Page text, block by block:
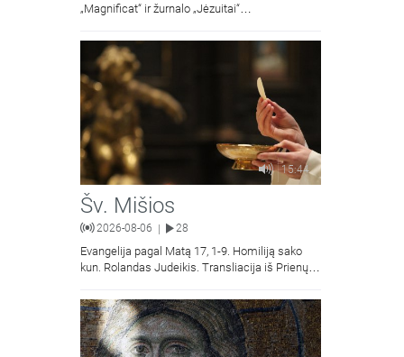
„Magnificat“ ir žurnalo „Jėzuitai“
15:44
Šv. Mišios
2026-08-06 | 28
Evangelija pagal Matą 17, 1-9. Homiliją sako
kun. Rolandas Judeikis. Transliacija iš Prienų